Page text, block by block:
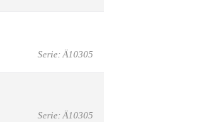
Serie: Ä10305
Serie: Ä10305